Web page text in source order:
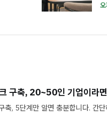
구축, 20~50인 기업이라
축, 5단계만 알면 충분합니다. 간